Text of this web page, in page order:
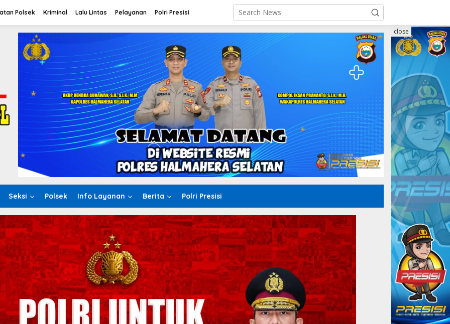
Polsek Kriminal Lalu Lintas Pelayanan Polri Presisi
Seksi Polsek Info Layanan Berita Polri Presisi
close